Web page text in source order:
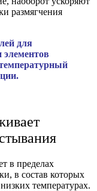
размягчения
для
элементов
в пределах
в состав которых
температурах.